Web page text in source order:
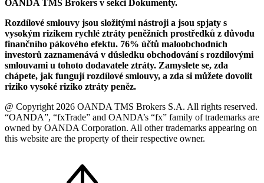
OANDA TMS Brokers v sekci Dokumenty.
Rozdílové smlouvy jsou složitými nástroji a jsou spjaty s
vysokým rizikem rychlé ztráty peněžních prostředků z důvodu
finančního pákového efektu. 76% účtů maloobchodních
investorů zaznamenává v důsledku obchodování s rozdílovými
smlouvami u tohoto dodavatele ztráty. Zamyslete se, zda
chápete, jak fungují rozdílové smlouvy, a zda si můžete dovolit
riziko vysoké riziko ztráty peněz.
@ Copyright 2026 OANDA TMS Brokers S.A. All rights reserved.
“OANDA”, “fxTrade” and OANDA’s “fx” family of trademarks are
owned by OANDA Corporation. All other trademarks appearing on
this website are the property of their respective owner.